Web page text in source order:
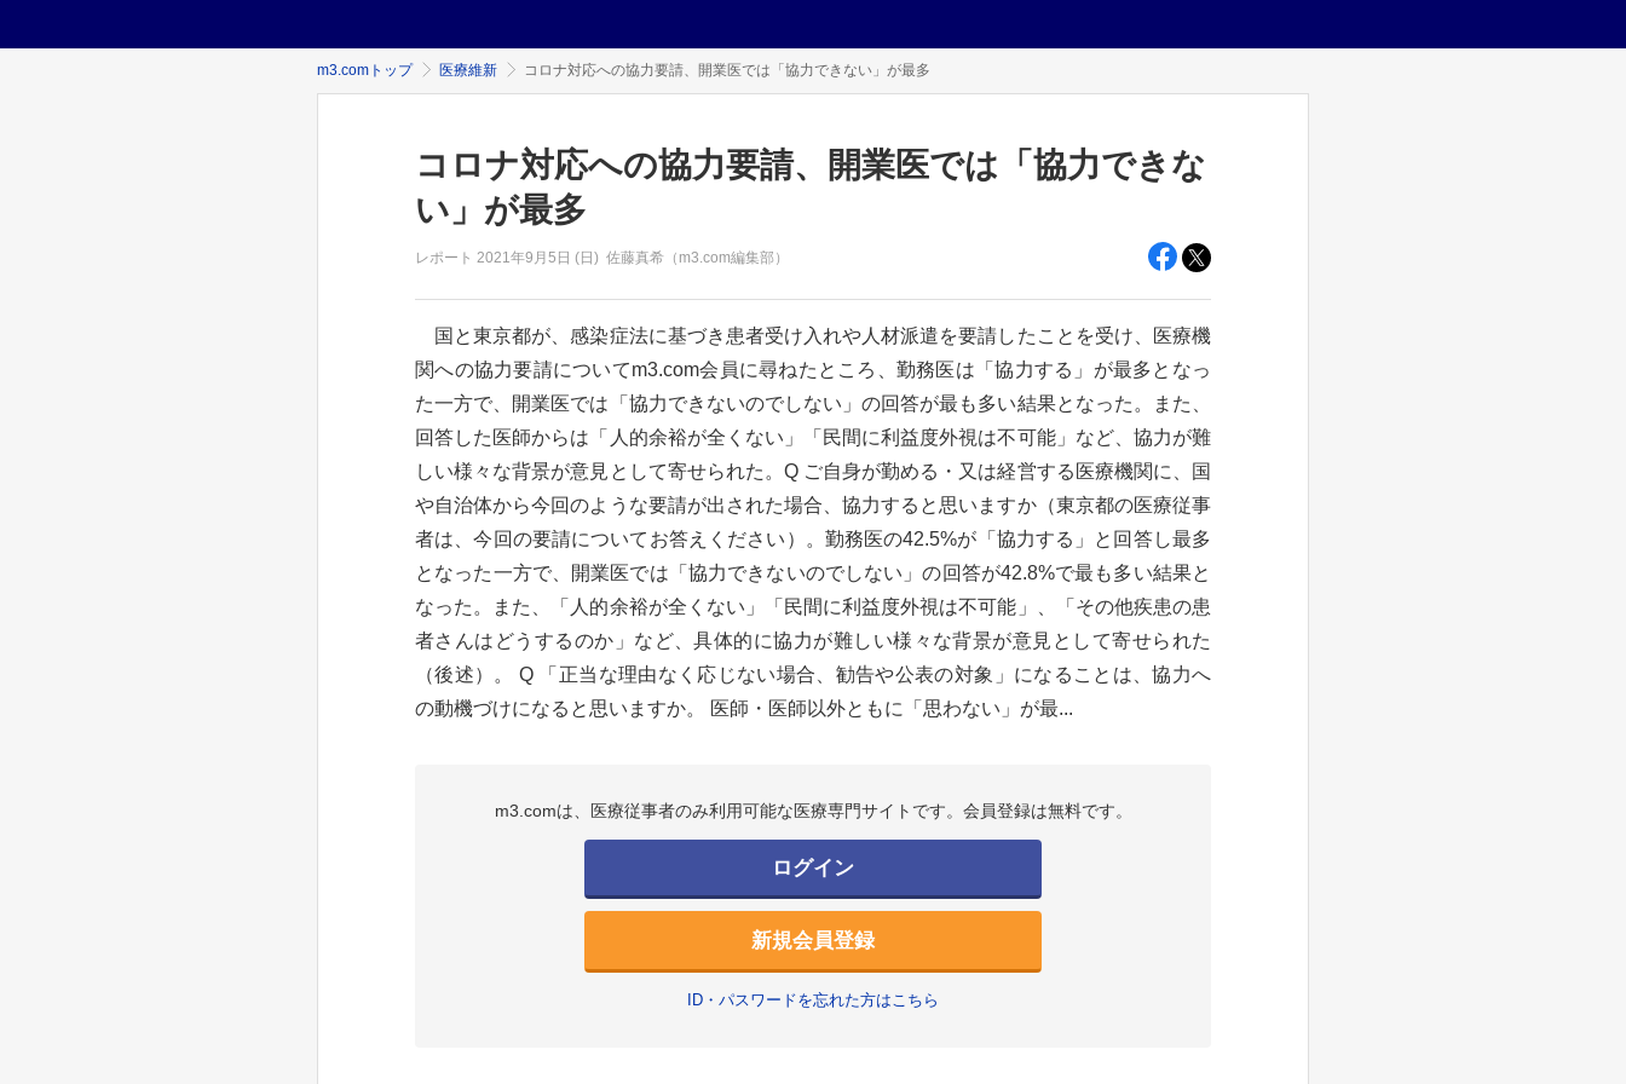
m3.comトップ 医療維新 コロナ対応への協力要請、開業医では「協力できない」が最多
コロナ対応への協力要請、開業医では「協力できな
い」が最多
レポート 2021年9月5日 (日) 佐藤真希（m3.com編集部）
国と東京都が、感染症法に基づき患者受け入れや人材派遣を要請したことを受け、医療機
関への協力要請についてm3.com会員に尋ねたところ、勤務医は「協力する」が最多となっ
た一方で、開業医では「協力できないのでしない」の回答が最も多い結果となった。また、
回答した医師からは「人的余裕が全くない」「民間に利益度外視は不可能」など、協力が難
しい様々な背景が意見として寄せられた。Q ご自身が勤める・又は経営する医療機関に、国
や自治体から今回のような要請が出された場合、協力すると思いますか（東京都の医療従事
者は、今回の要請についてお答えください）。勤務医の42.5%が「協力する」と回答し最多
となった一方で、開業医では「協力できないのでしない」の回答が42.8%で最も多い結果と
なった。また、「人的余裕が全くない」「民間に利益度外視は不可能」、「その他疾患の患
者さんはどうするのか」など、具体的に協力が難しい様々な背景が意見として寄せられた
（後述）。 Q 「正当な理由なく応じない場合、勧告や公表の対象」になることは、協力へ
の動機づけになると思いますか。 医師・医師以外ともに「思わない」が最...
m3.comは、医療従事者のみ利用可能な医療専門サイトです。会員登録は無料です。
ログイン
新規会員登録
ID・パスワードを忘れた方はこちら